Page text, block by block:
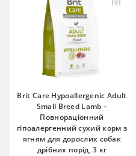
Brit Care Hypoallergenic Adult
Small Breed Lamb –
Повнораціонний
гіпоалергенний сухий корм з
ягням для дорослих собак
дрібних порід, 3 кг